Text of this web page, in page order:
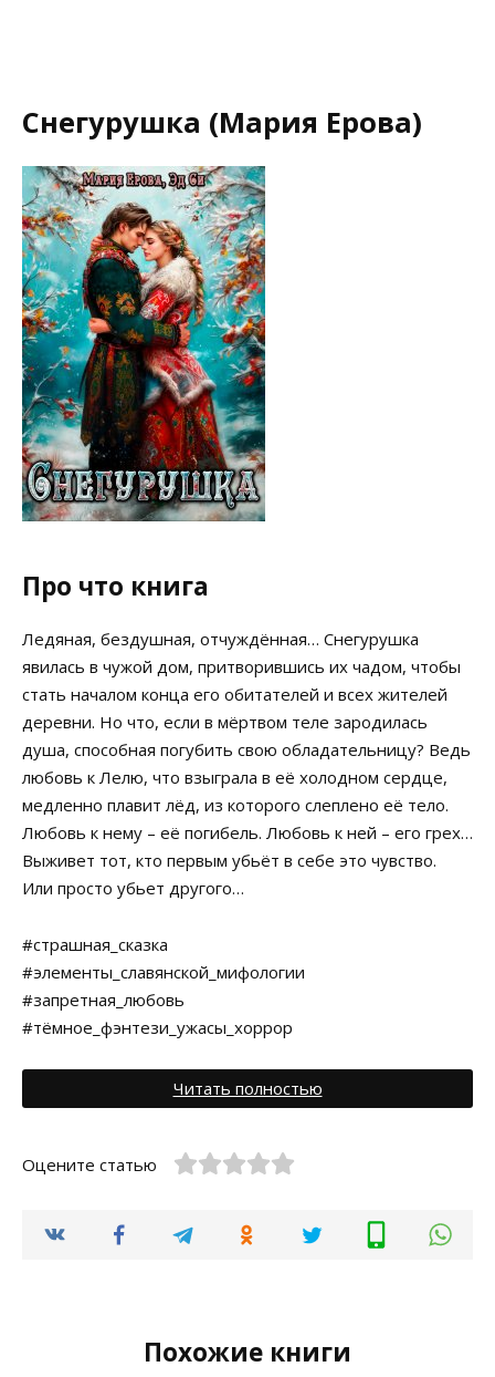
Снегурушка (Мария Ерова)
Про что книга
Ледяная, бездушная, отчуждённая… Снегурушка
явилась в чужой дом, притворившись их чадом, чтобы
стать началом конца его обитателей и всех жителей
деревни. Но что, если в мёртвом теле зародилась
душа, способная погубить свою обладательницу? Ведь
любовь к Лелю, что взыграла в её холодном сердце,
медленно плавит лёд, из которого слеплено её тело.
Любовь к нему – её погибель. Любовь к ней – его грех…
Выживет тот, кто первым убьёт в себе это чувство.
Или просто убьет другого…
#страшная_сказка
#элементы_славянской_мифологии
#запретная_любовь
#тёмное_фэнтези_ужасы_хоррор
Читать полностью
Оцените статью
Похожие книги